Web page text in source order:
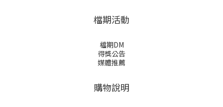
檔期活動
檔期DM
得獎公告
媒體推薦
購物說明